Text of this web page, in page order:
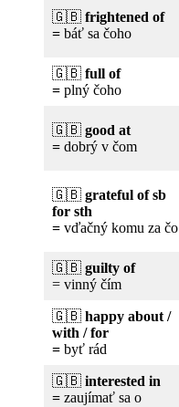
🇬🇧 frightened of
= báť sa čoho
🇬🇧 full of
= plný čoho
🇬🇧 good at
= dobrý v čom
🇬🇧 grateful of sb
for sth
= vďačný komu za čo
🇬🇧 guilty of
= vinný čím
🇬🇧 happy about /
with / for
= byť rád
🇬🇧 interested in
= zaujímať sa o